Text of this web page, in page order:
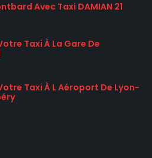
Avec Taxi DAMIAN 21
Taxi À La Gare De
Taxi À L Aéroport De Lyon-